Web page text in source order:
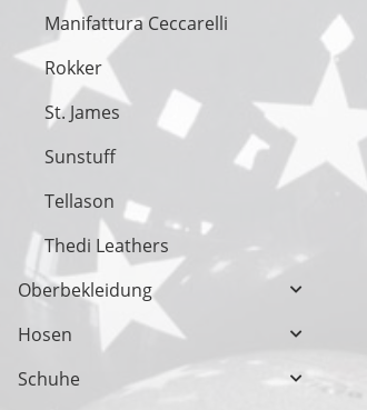
Manifattura Ceccarelli
Rokker
St. James
Sunstuff
Tellason
Thedi Leathers
Oberbekleidung
Hosen
Schuhe